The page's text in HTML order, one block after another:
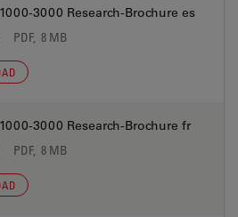
3000 Research-Brochure es
PDF, 8 MB
3000 Research-Brochure fr
PDF, 8 MB